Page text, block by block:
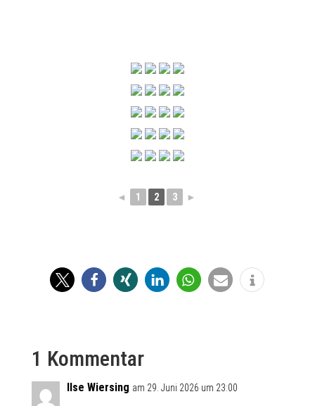
◄ 1 2 3 ►
1 Kommentar
Ilse Wiersing am 29. Juni 2026 um 23:00